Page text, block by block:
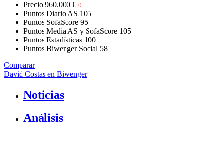
Precio 960.000 € 0
Puntos Diario AS 105
Puntos SofaScore 95
Puntos Media AS y SofaScore 105
Puntos Estadísticas 100
Puntos Biwenger Social 58
Comparar
David Costas en Biwenger
Noticias
Análisis